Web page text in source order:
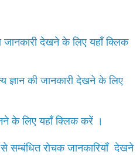
जानकारी देखने के लिए यहाँ क्लिक
ज्ञान की जानकारी देखने के लिए
के लिए यहाँ क्लिक करें ।
सम्बंधित रोचक जानकारियाँ देखने